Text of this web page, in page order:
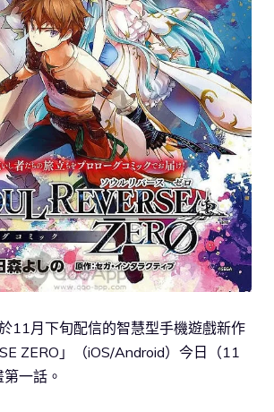
11月下旬配信的智慧型手機遊戲新作
ZERO」（iOS/Android）今日（11
一話。